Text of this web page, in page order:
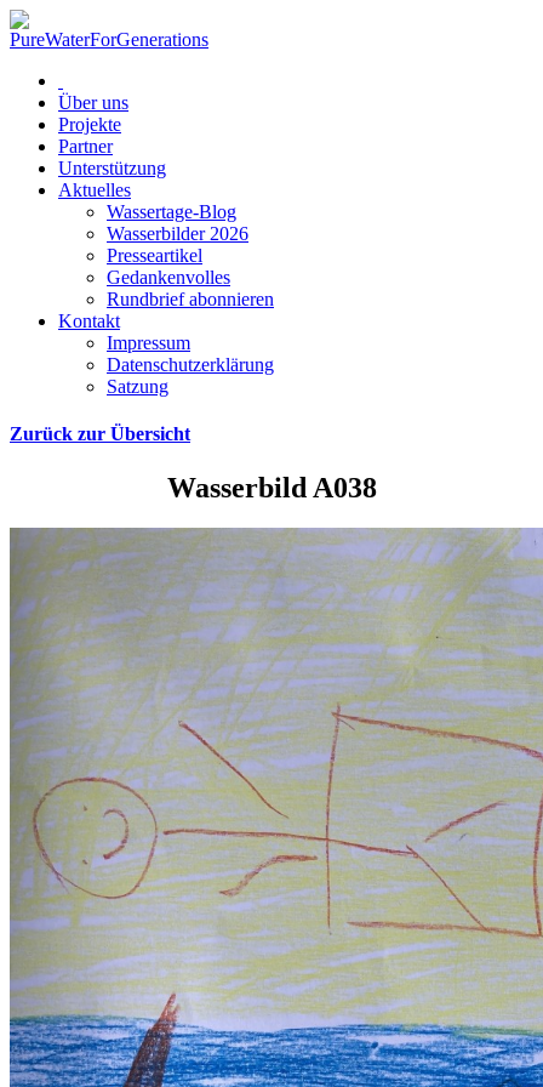
Über uns
Projekte
Partner
Unterstützung
Aktuelles
Wassertage-Blog
Wasserbilder 2026
Presseartikel
Gedankenvolles
Rundbrief abonnieren
Kontakt
Impressum
Datenschutzerklärung
Satzung
Zurück zur Übersicht
Wasserbild A038